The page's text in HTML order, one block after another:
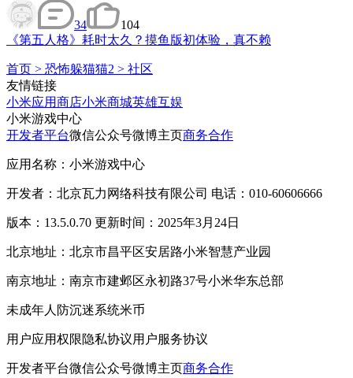
34
104
《第五人格》耗时太久？摸鱼版初体验，真不赖
首页 > 恐怖躲猫猫2 > 社区
友情链接
小米应用商店小米商城英雄互娱
小米游戏中心
开发者平台微信公众号微博主页商务合作
应用名称：小米游戏中心
开发者：北京瓦力网络科技有限公司 电话：010-60606666
版本：13.5.0.70 更新时间：2025年3月24日
北京地址：北京市昌平区安居路小米智慧产业园
南京地址：南京市建邺区永初路37号小米华东总部
未成年人防沉迷系统米币
用户应用权限隐私协议用户服务协议
开发者平台微信公众号微博主页商务合作